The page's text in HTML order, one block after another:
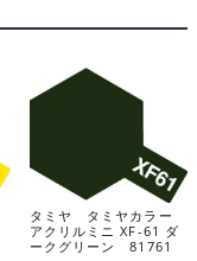
タミヤ タミヤカラー
アクリルミニ XF-61 ダ
ークグリーン 81761